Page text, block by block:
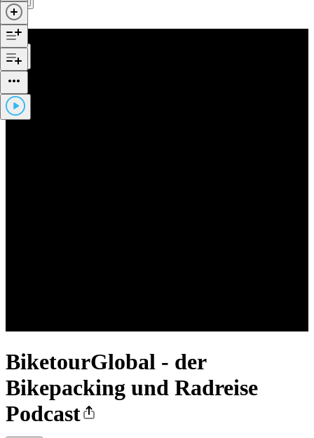
BiketourGlobal - der
Bikepacking und Radreise
Podcast